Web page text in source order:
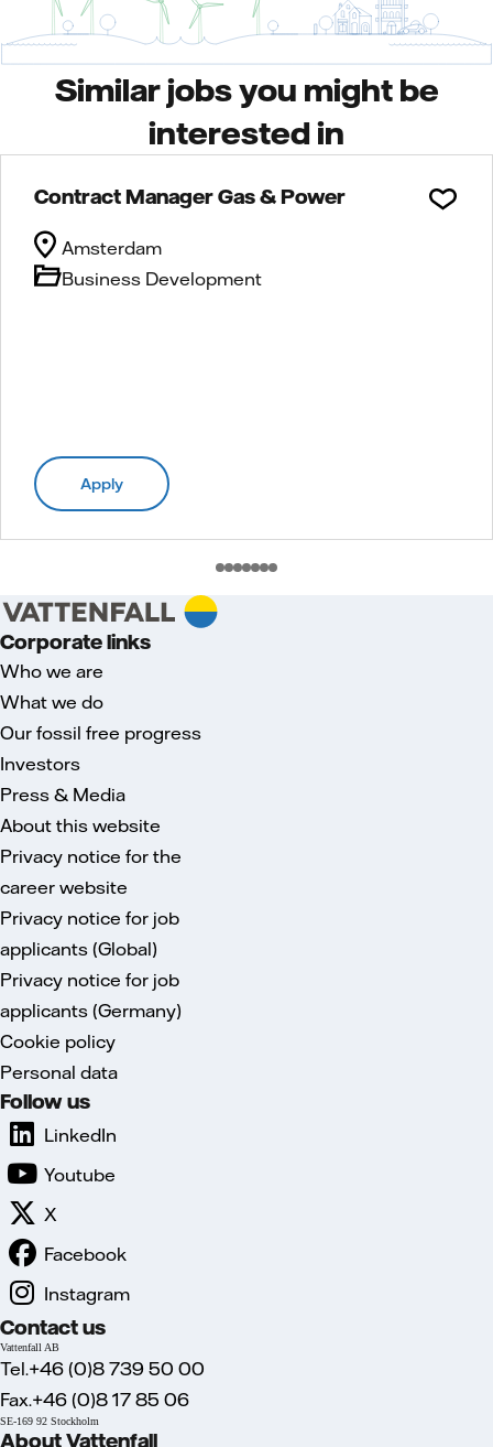
Similar jobs you might be
interested in
Contract Manager Gas & Power
Business Development
Amsterdam
Apply
Corporate links
Who we are
What we do
Our fossil free progress
Investors
Press & Media
About this website
Privacy notice for the
career website
Privacy notice for job
applicants (Global)
Privacy notice for job
applicants (Germany)
Cookie policy
Personal data
Follow us
LinkedIn
Youtube
X
Facebook
Instagram
Contact us
Vattenfall AB
Tel.+46 (0)8 739 50 00
Fax.+46 (0)8 17 85 06
SE-169 92 Stockholm
About Vattenfall